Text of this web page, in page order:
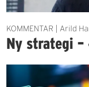
KOMMENTAR | Arild
Ny strategi